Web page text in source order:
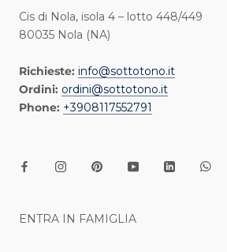
Cis di Nola, isola 4 – lotto 448/449
80035 Nola (NA)
Richieste: info@sottotono.it
Ordini: ordini@sottotono.it
Phone: +3908117552791
ENTRA IN FAMIGLIA